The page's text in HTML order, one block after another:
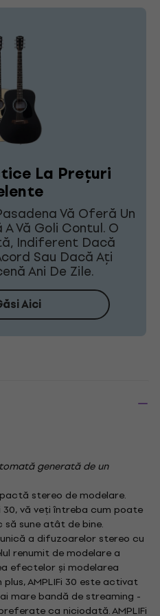
La Prețuri
Vă Oferă Un
Vă Goli Contul. O
Indiferent Dacă
Sau Dacă Ați
Ani De Zile.
Aici
generată de un
stereo de modelare.
30, vă veți întreba cum poate
sune atât de bine.
a difuzoarelor stereo cu
renumit de modelare a
efectelor și modelarea
AMPLIFi 30 este activat
mare bandă de streaming -
ca niciodată. AMPLIFi